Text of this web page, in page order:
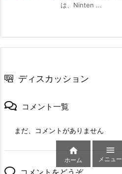
は、Ninten ...
ディスカッション
コメント一覧
まだ、コメントがありません
コメントをどうぞ

ホーム

メニュー